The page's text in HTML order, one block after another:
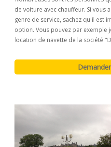
de voiture avec chauffeur. Si vous
genre de service, sachez qu'il est
option. Vous pouvez par
location de navette de la société